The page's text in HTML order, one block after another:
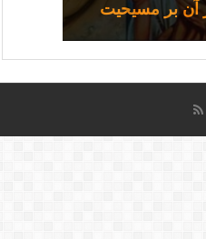
آن بر مسیحیت